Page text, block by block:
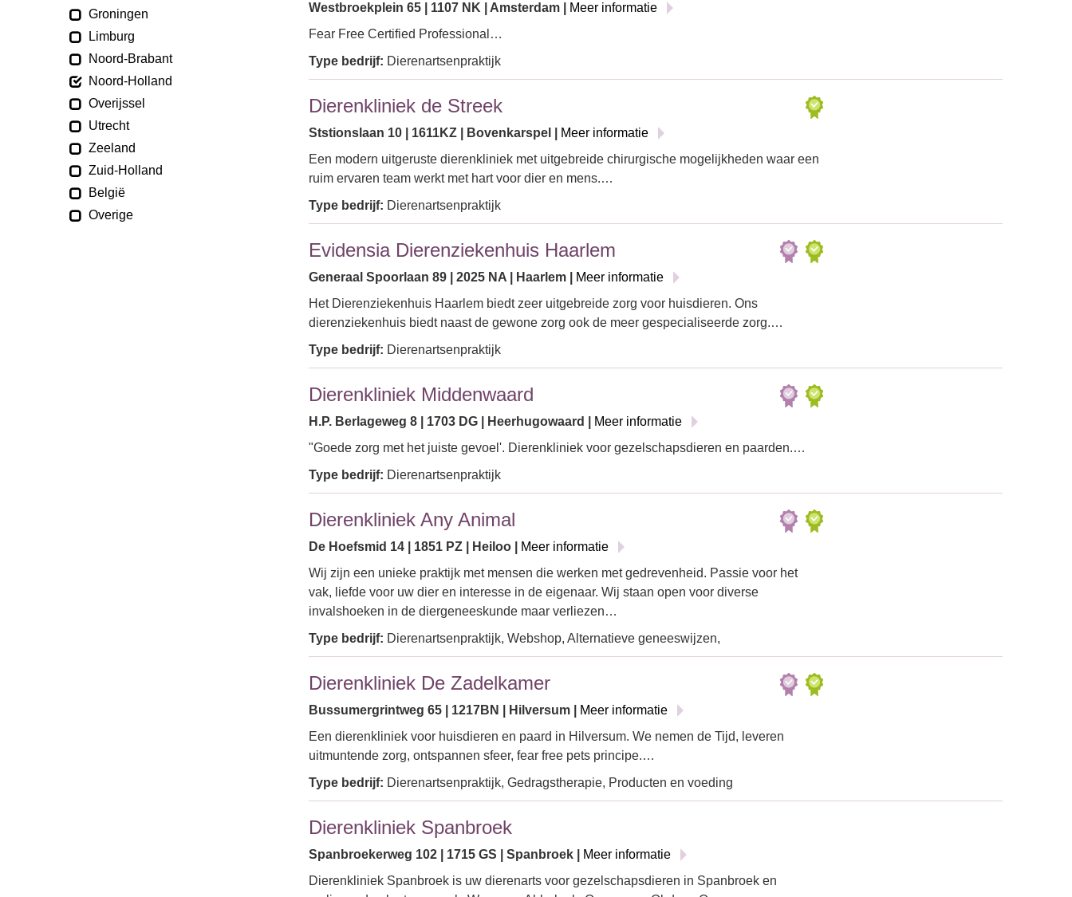
Groningen
Limburg
Noord-Brabant
Noord-Holland
Overijssel
Utrecht
Zeeland
Zuid-Holland
België
Overige
Westbroekplein 65 | 1107 NK | Amsterdam |
Meer informatie
Fear Free Certified Professional…
Type bedrijf: Dierenartsenpraktijk
Dierenkliniek de Streek
Ststionslaan 10 | 1611KZ | Bovenkarspel |
Meer informatie
Een modern uitgeruste dierenkliniek met uitgebreide chirurgische mogelijkheden waar een
ruim ervaren team werkt met hart voor dier en mens.…
Type bedrijf: Dierenartsenpraktijk
Evidensia Dierenziekenhuis Haarlem
Generaal Spoorlaan 89 | 2025 NA | Haarlem |
Meer informatie
Het Dierenziekenhuis Haarlem biedt zeer uitgebreide zorg voor huisdieren. Ons
dierenziekenhuis biedt naast de gewone zorg ook de meer gespecialiseerde zorg.…
Type bedrijf: Dierenartsenpraktijk
Dierenkliniek Middenwaard
H.P. Berlageweg 8 | 1703 DG | Heerhugowaard |
Meer informatie
"Goede zorg met het juiste gevoel'. Dierenkliniek voor gezelschapsdieren en paarden.…
Type bedrijf: Dierenartsenpraktijk
Dierenkliniek Any Animal
De Hoefsmid 14 | 1851 PZ | Heiloo |
Meer informatie
Wij zijn een unieke praktijk met mensen die werken met gedrevenheid. Passie voor het
vak, liefde voor uw dier en interesse in de eigenaar. Wij staan open voor diverse
invalshoeken in de diergeneeskunde maar verliezen…
Type bedrijf: Dierenartsenpraktijk, Webshop, Alternatieve geneeswijzen,
Dierenkliniek De Zadelkamer
Bussumergrintweg 65 | 1217BN | Hilversum |
Meer informatie
Een dierenkliniek voor huisdieren en paard in Hilversum. We nemen de Tijd, leveren
uitmuntende zorg, ontspannen sfeer, fear free pets principe.…
Type bedrijf: Dierenartsenpraktijk, Gedragstherapie, Producten en voeding
Dierenkliniek Spanbroek
Spanbroekerweg 102 | 1715 GS | Spanbroek |
Meer informatie
Dierenkliniek Spanbroek is uw dierenarts voor gezelschapsdieren in Spanbroek en